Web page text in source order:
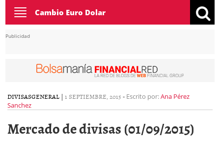
Toggle
navigation
Cambio Euro Dolar
Publicidad
DIVISASGENERAL | 1 SEPTIEMBRE, 2015 - Escrito por:Ana Pérez
Sanchez
Mercado de divisas (01/09/2015)